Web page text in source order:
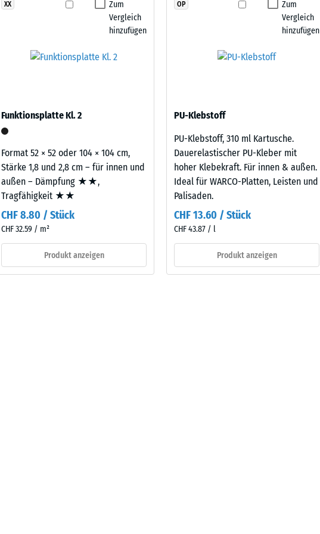
Abriebfestigkeit - Beständigkeit gegen abrasiven Verschleiß - Skalenwert 2 = "gut" (BS 7188)
Wasserdurchlässigkeit (EN 12616) - Skalenwert 4 = Infiltration ca. 600 mm/h (600 l/h/m²)
Rutschhemmung (EN 16165) - Skalenwert 4 = mittlerer Akzeptanzwinkel ca. 16°, Gruppe R10
Scheinbare
Dichte
Skalenwert
780
bis
840
Produkt
Produktvergleich
Zum
Vergleich
hinzufügen
XX
Funktionsplatte Kl. 2
Format 52 × 52 oder 104 × 104 cm,
Stärke 1,8 und 2,8 cm – für innen und
außen – Dämpfung ★★,
Tragfähigkeit ★★
CHF 8.80 / Stück
CHF 32.59 / m²
Produkt anzeigen
Zum
Vergleich
hinzufügen
OP
PU-Klebstoff
PU-Klebstoff, 310 ml Kartusche.
Dauerelastischer PU-Kleber mit
hoher Klebekraft. Für innen & außen.
Ideal für WARCO-Platten, Leisten und
Palisaden.
CHF 13.60 / Stück
CHF 43.87 / l
Produkt anzeigen